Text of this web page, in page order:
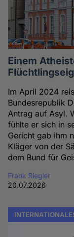
Einem
Im April 2024
Bundesrepublik
Antrag auf Asyl.
fühlte er sich in
Gericht gab ihm
Kläger von der
dem Bund für
Frank Riegler
20.07.2026